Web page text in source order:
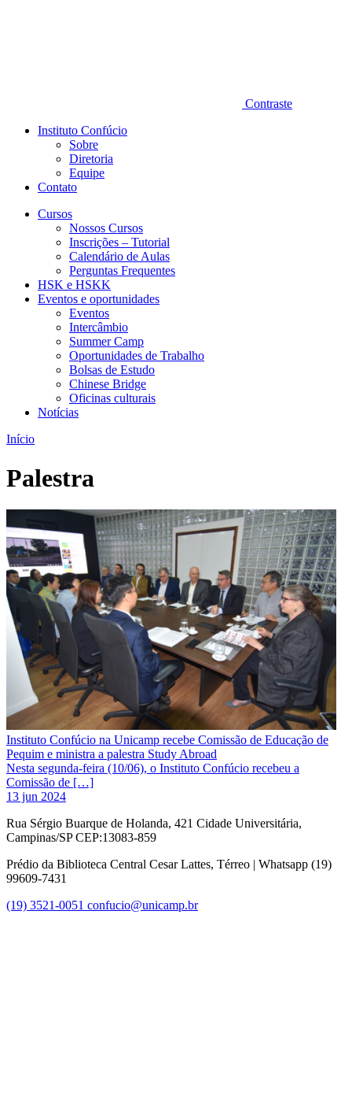
Contraste
Instituto Confúcio
Sobre
Diretoria
Equipe
Contato
Cursos
Nossos Cursos
Inscrições – Tutorial
Calendário de Aulas
Perguntas Frequentes
HSK e HSKK
Eventos e oportunidades
Eventos
Intercâmbio
Summer Camp
Oportunidades de Trabalho
Bolsas de Estudo
Chinese Bridge
Oficinas culturais
Notícias
Início
Palestra
Instituto Confúcio na Unicamp recebe Comissão de Educação de
Pequim e ministra a palestra Study Abroad
Nesta segunda-feira (10/06), o Instituto Confúcio recebeu a
Comissão de […]
13 jun 2024
Rua Sérgio Buarque de Holanda, 421 Cidade Universitária,
Campinas/SP CEP:13083-859
Prédio da Biblioteca Central Cesar Lattes, Térreo | Whatsapp (19)
99609-7431
(19) 3521-0051 confucio@unicamp.br